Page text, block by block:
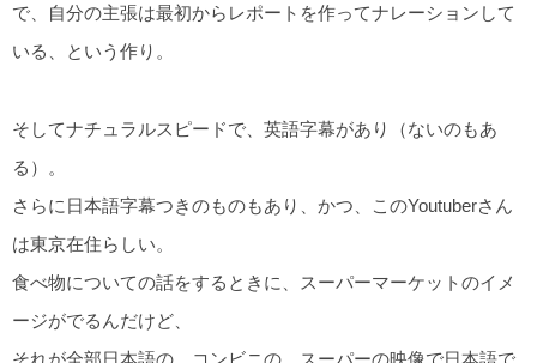
で、自分の主張は最初からレポートを作ってナレーションして
いる、という作り。
そしてナチュラルスピードで、英語字幕があり（ないのもあ
る）。
さらに日本語字幕つきのものもあり、かつ、このYoutuberさん
は東京在住らしい。
食べ物についての話をするときに、スーパーマーケットのイメ
ージがでるんだけど、
それが全部日本語の、コンビニの、スーパーの映像で日本語で